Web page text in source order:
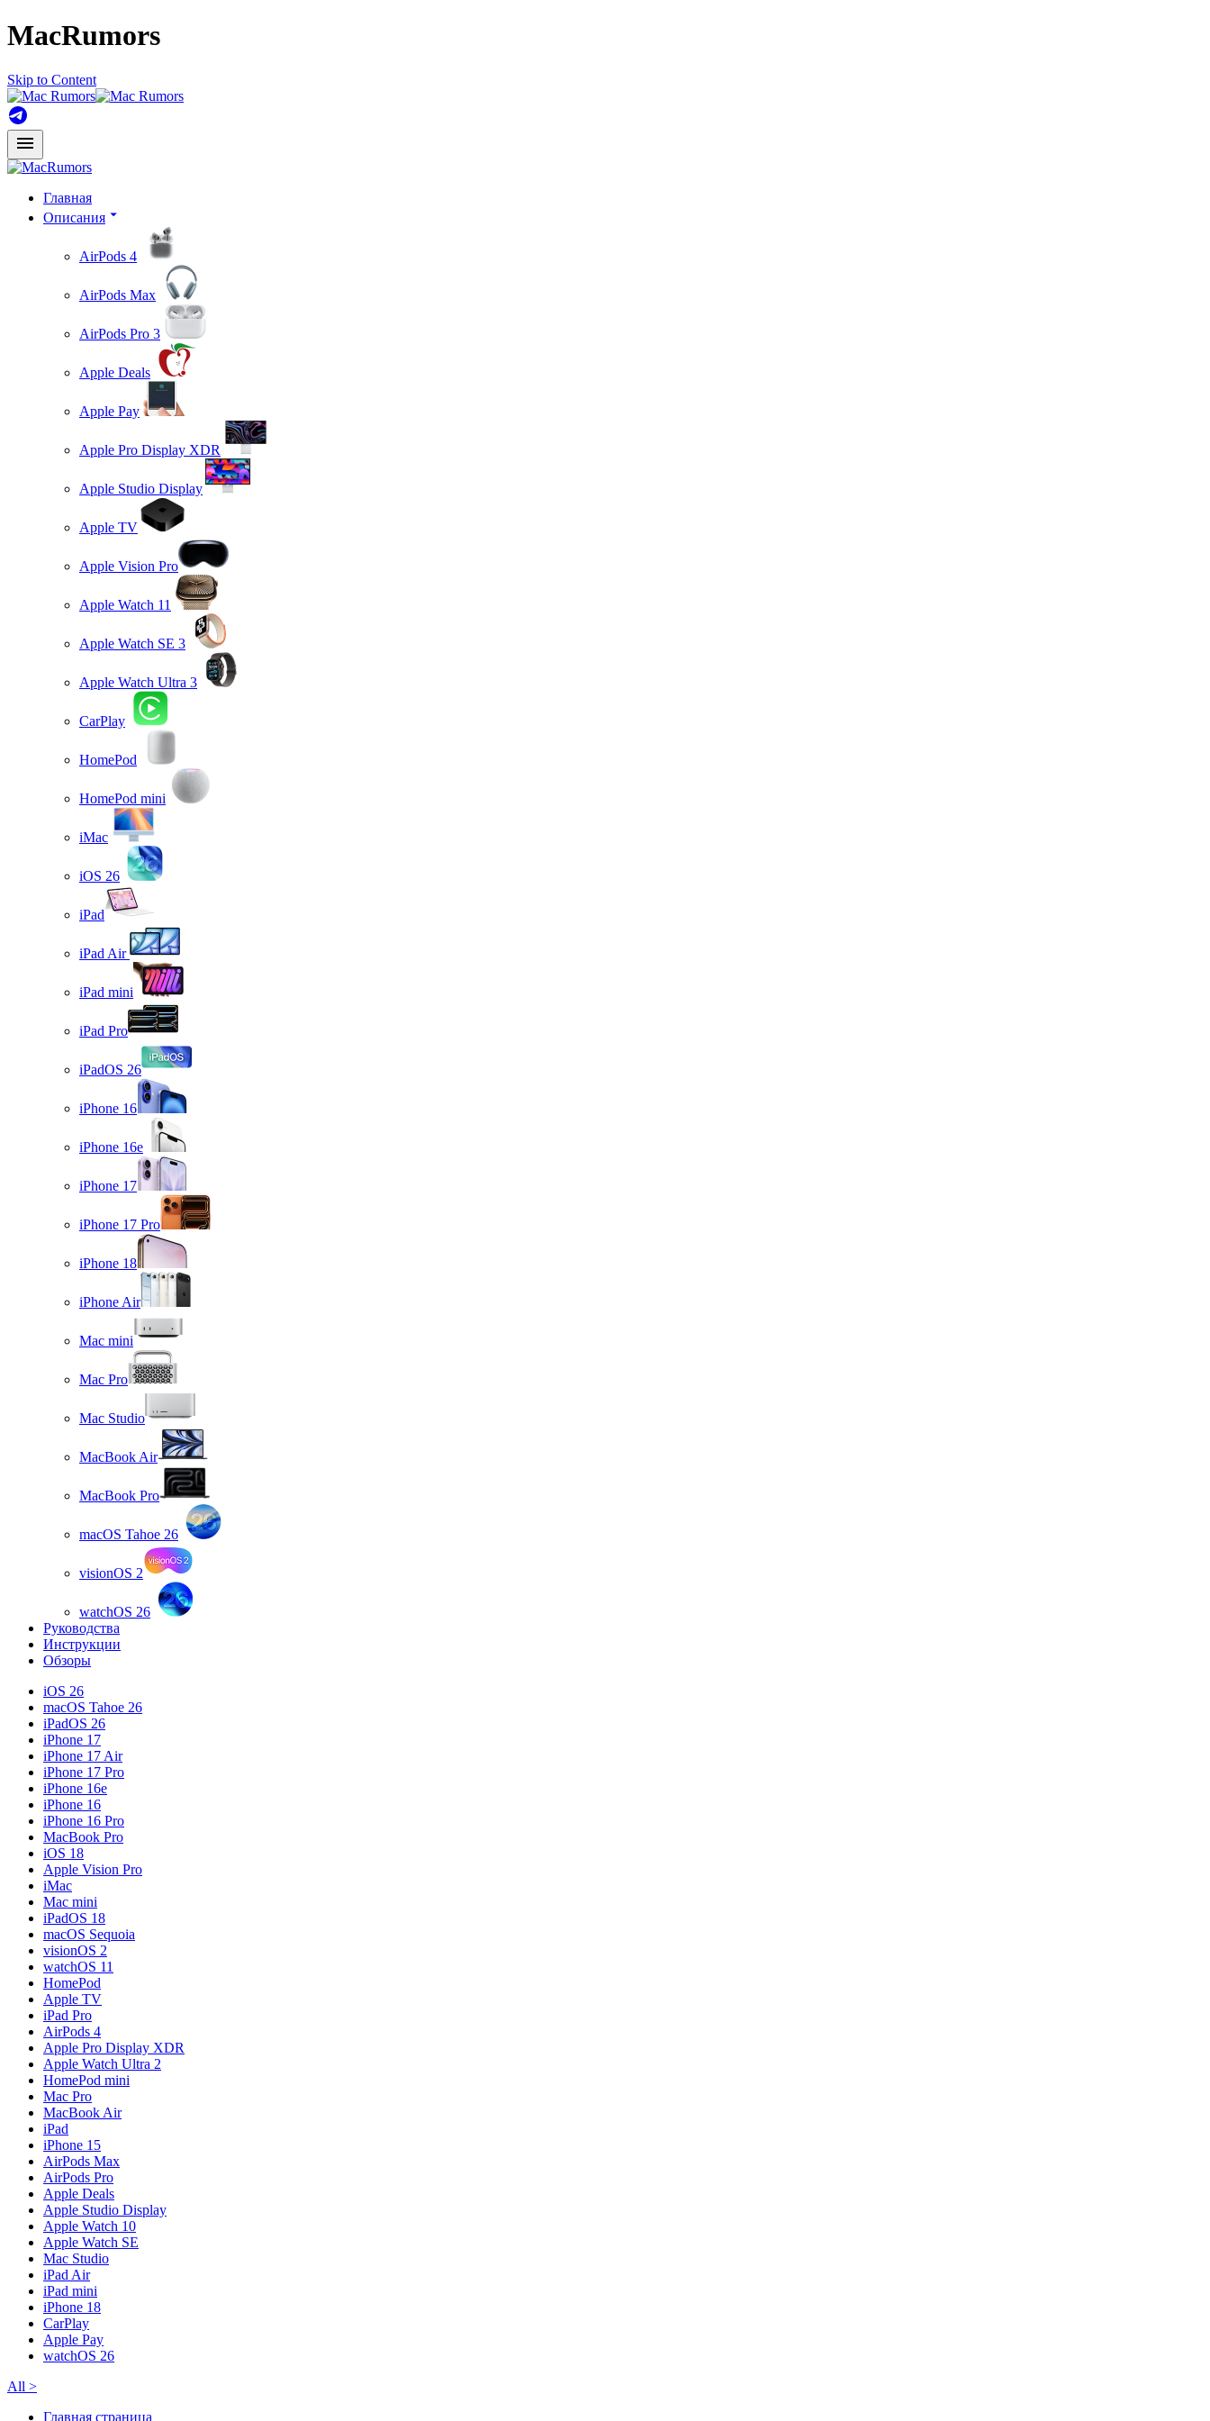
MacRumors
Skip to Content
Главная
Описания
AirPods 4
AirPods Max
AirPods Pro 3
Apple Deals
Apple Pay
Apple Pro Display XDR
Apple Studio Display
Apple TV
Apple Vision Pro
Apple Watch 11
Apple Watch SE 3
Apple Watch Ultra 3
CarPlay
HomePod
HomePod mini
iMac
iOS 26
iPad
iPad Air
iPad mini
iPad Pro
iPadOS 26
iPhone 16
iPhone 16e
iPhone 17
iPhone 17 Pro
iPhone 18
iPhone Air
Mac mini
Mac Pro
Mac Studio
MacBook Air
MacBook Pro
macOS Tahoe 26
visionOS 2
watchOS 26
Руководства
Инструкции
Обзоры
iOS 26
macOS Tahoe 26
iPadOS 26
iPhone 17
iPhone 17 Air
iPhone 17 Pro
iPhone 16e
iPhone 16
iPhone 16 Pro
MacBook Pro
iOS 18
Apple Vision Pro
iMac
Mac mini
iPadOS 18
macOS Sequoia
visionOS 2
watchOS 11
HomePod
Apple TV
iPad Pro
AirPods 4
Apple Pro Display XDR
Apple Watch Ultra 2
HomePod mini
Mac Pro
MacBook Air
iPad
iPhone 15
AirPods Max
AirPods Pro
Apple Deals
Apple Studio Display
Apple Watch 10
Apple Watch SE
Mac Studio
iPad Air
iPad mini
iPhone 18
CarPlay
Apple Pay
watchOS 26
All >
Главная страница